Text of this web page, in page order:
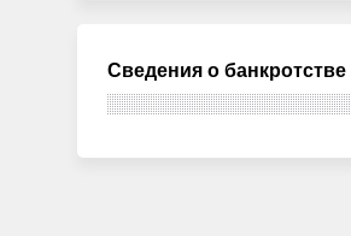
Сведения о банкротстве